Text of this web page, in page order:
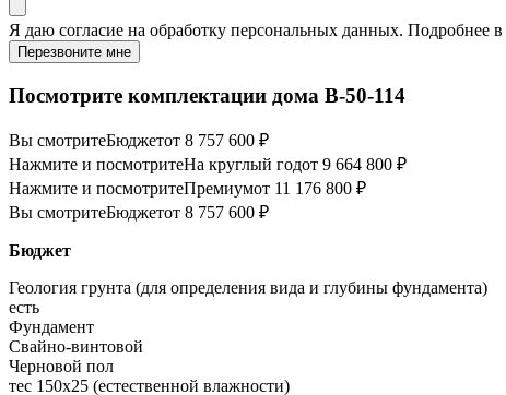
Я даю согласие на обработку персональных данных. Подробнее в
Перезвоните мне
Посмотрите комплектации дома B-50-114
Вы смотритеБюджетот 8 757 600 ₽
Нажмите и посмотритеНа круглый годот 9 664 800 ₽
Нажмите и посмотритеПремиумот 11 176 800 ₽
Вы смотритеБюджетот 8 757 600 ₽
Бюджет
Геология грунта (для определения вида и глубины фундамента)
есть
Фундамент
Свайно-винтовой
Черновой пол
тес 150х25 (естественной влажности)